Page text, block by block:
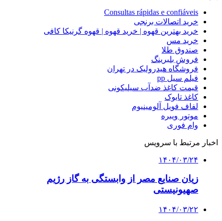
Consultas rápidas e confiáveis
خرید اتصالات برنجی
خرید بهترین قهوه | خرید قهوه | قهوه گرنیکا کافی
خرید مس
صندوق طلا
فروش بلبرینگ
فروشگاه هیدرولیک در تهران
فیلم سیل pp
قیمت کاغذ ضدآب سیلیکونی
کاغذ تایوک
لفاف فویل آلومینیوم
موتور ویبره
وام فوری
اخبار مرتبط با سرویس
۱۴۰۴/۰۳/۲۴
زیان صنایع مصر از وابستگی به گاز رژیم
صهیونیستی
۱۴۰۴/۰۳/۲۲